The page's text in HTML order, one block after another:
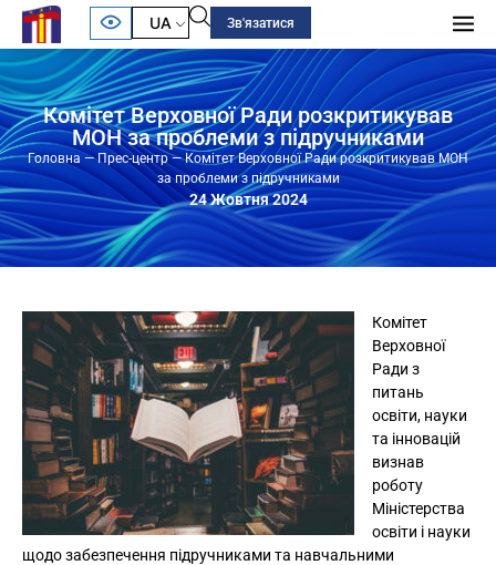
UA Зв'язатися
Комітет Верховної Ради розкритикував
МОН за проблеми з підручниками
Головна —Прес-центр—Комітет Верховної Ради розкритикував МОН
за проблеми з підручниками
24 Жовтня 2024
Комітет
Верховної
Ради з
питань
освіти, науки
та інновацій
визнав
роботу
Міністерства
освіти і науки
щодо забезпечення підручниками та навчальними